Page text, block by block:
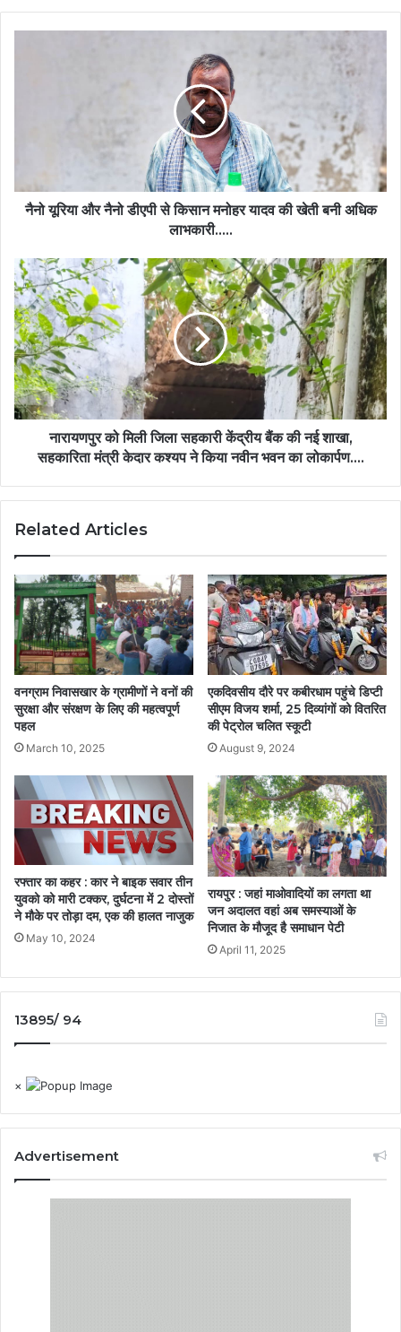
नैनो यूरिया और नैनो डीएपी से किसान मनोहर यादव की खेती बनी अधिक
लाभकारी…..
नारायणपुर को मिली जिला सहकारी केंद्रीय बैंक की नई शाखा,
सहकारिता मंत्री केदार कश्यप ने किया नवीन भवन का लोकार्पण….
Related Articles
वनग्राम निवासखार के ग्रामीणों ने वनों की
सुरक्षा और संरक्षण के लिए की महत्वपूर्ण
पहल
March 10, 2025
एकदिवसीय दौरे पर कबीरधाम पहुंचे डिप्टी
सीएम विजय शर्मा, 25 दिव्यांगों को वितरित
की पेट्रोल चलित स्कूटी
August 9, 2024
रफ्तार का कहर : कार ने बाइक सवार तीन
युवको को मारी टक्कर, दुर्घटना में 2 दोस्तों
ने मौके पर तोड़ा दम, एक की हालत नाजुक
May 10, 2024
रायपुर : जहां माओवादियों का लगता था
जन अदालत वहां अब समस्याओं के
निजात के मौजूद है समाधान पेटी
April 11, 2025
13895/ 94
×
Advertisement